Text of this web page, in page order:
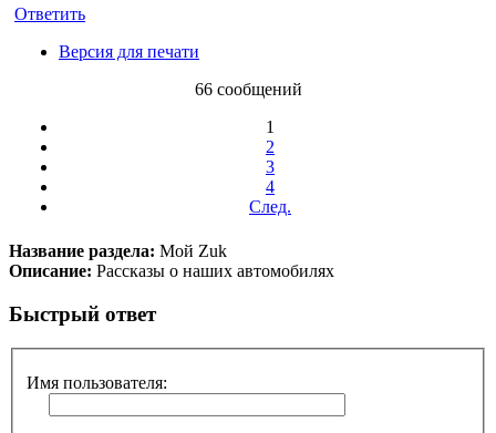
Ответить
Версия для печати
66 сообщений
1
2
3
4
След.
Название раздела: Мой Zuk
Описание: Рассказы о наших автомобилях
Быстрый ответ
Имя пользователя: